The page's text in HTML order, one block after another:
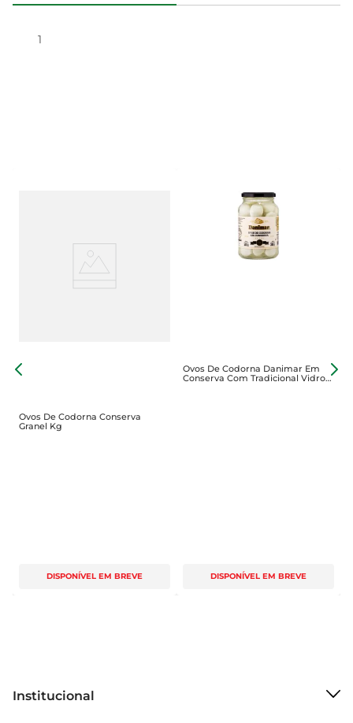
1
Ovos De Codorna Conserva
Granel Kg
DISPONÍVEL EM BREVE
Ovos De Codorna Danimar Em
Conserva Com Tradicional Vidro
DISPONÍVEL EM BREVE
Institucional